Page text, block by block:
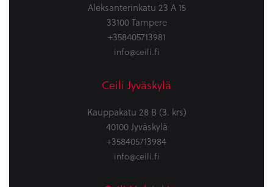
Aleksanterinkatu 23 A 15
33100 Tampere
+358405713981
info@ceili.fi
Ceili Jyväskylä
Kauppakatu 28 B (3. krs)
40100 Jyväskylä
+358405713984
info@ceili.fi